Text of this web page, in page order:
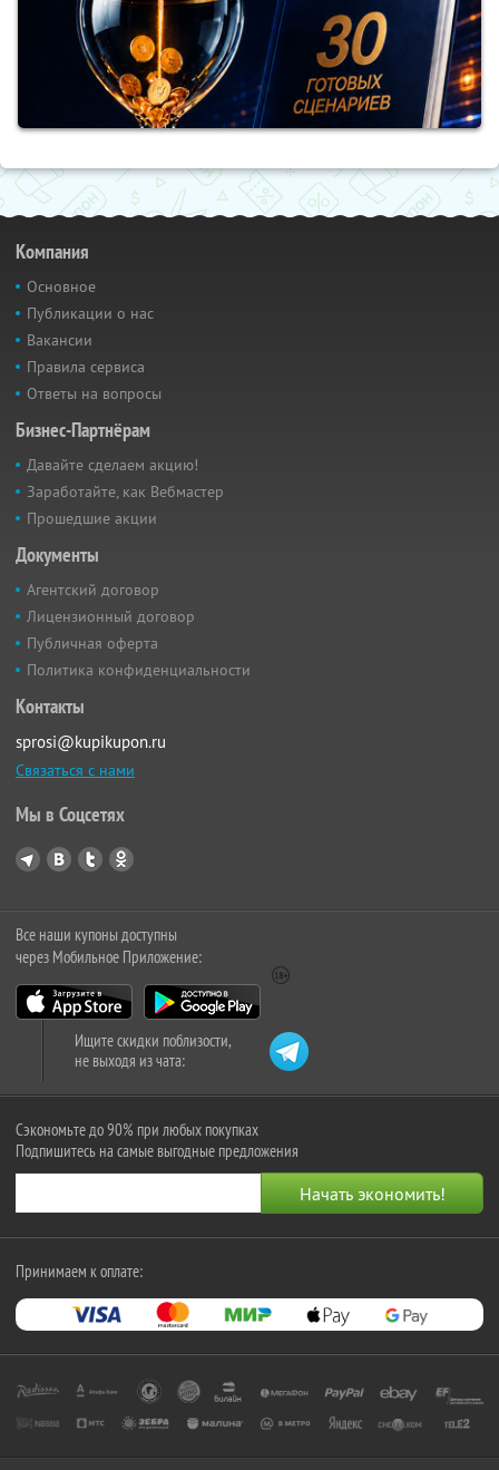
Компания
Основное
Публикации о нас
Вакансии
Правила сервиса
Ответы на вопросы
Бизнес-Партнёрам
Давайте сделаем акцию!
Заработайте, как Вебмастер
Прошедшие акции
Документы
Агентский договор
Лицензионный договор
Публичная оферта
Политика конфиденциальности
Контакты
sprosi@kupikupon.ru
Связаться с нами
Мы в Соцсетях
Все наши купоны доступны
через Мобильное Приложение:
Ищите скидки поблизости,
не выходя из чата:
Сэкономьте до 90% при любых покупках
Подпишитесь на самые выгодные предложения
Принимаем к оплате: